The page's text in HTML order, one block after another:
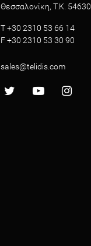
Θεσσαλονίκη, T.K. 54630
T +30 2310 53 66 14
F +30 2310 53 30 90
sales@telidis.com